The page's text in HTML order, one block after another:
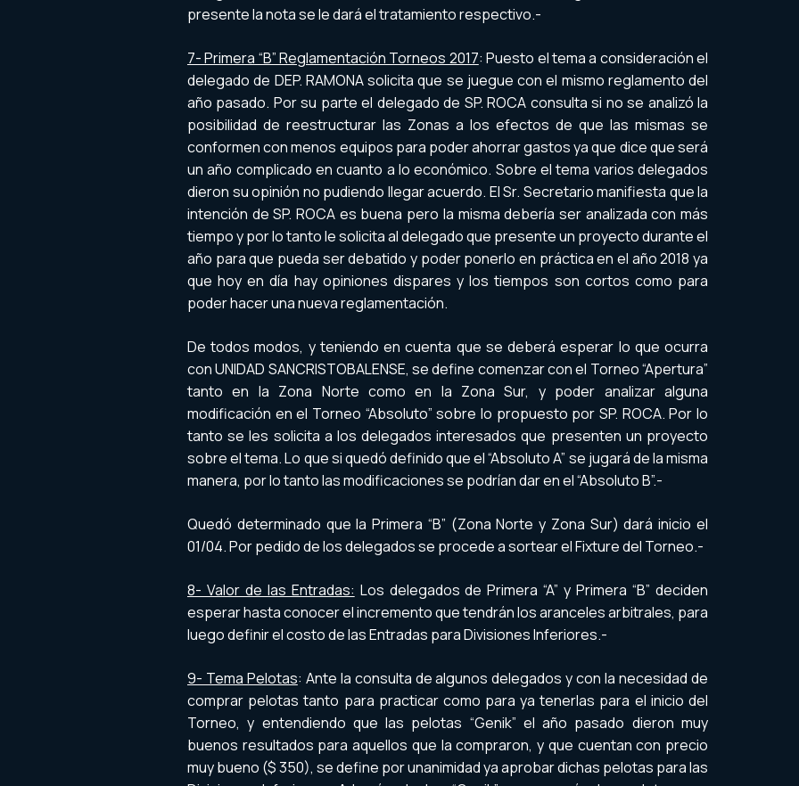
presente la nota se le dará el tratamiento respectivo.-
7- Primera “B” Reglamentación Torneos 2017: Puesto el tema a consideración el
delegado de DEP. RAMONA solicita que se juegue con el mismo reglamento del
año pasado. Por su parte el delegado de SP. ROCA consulta si no se analizó la
posibilidad de reestructurar las Zonas a los efectos de que las mismas se
conformen con menos equipos para poder ahorrar gastos ya que dice que será
un año complicado en cuanto a lo económico. Sobre el tema varios delegados
dieron su opinión no pudiendo llegar acuerdo. El Sr. Secretario manifiesta que la
intención de SP. ROCA es buena pero la misma debería ser analizada con más
tiempo y por lo tanto le solicita al delegado que presente un proyecto durante el
año para que pueda ser debatido y poder ponerlo en práctica en el año 2018 ya
que hoy en día hay opiniones dispares y los tiempos son cortos como para
poder hacer una nueva reglamentación.
De todos modos, y teniendo en cuenta que se deberá esperar lo que ocurra
con UNIDAD SANCRISTOBALENSE, se define comenzar con el Torneo “Apertura”
tanto en la Zona Norte como en la Zona Sur, y poder analizar alguna
modificación en el Torneo “Absoluto” sobre lo propuesto por SP. ROCA. Por lo
tanto se les solicita a los delegados interesados que presenten un proyecto
sobre el tema. Lo que si quedó definido que el “Absoluto A” se jugará de la misma
manera, por lo tanto las modificaciones se podrían dar en el “Absoluto B”.-
Quedó determinado que la Primera “B” (Zona Norte y Zona Sur) dará inicio el
01/04. Por pedido de los delegados se procede a sortear el Fixture del Torneo.-
8- Valor de las Entradas: Los delegados de Primera “A” y Primera “B” deciden
esperar hasta conocer el incremento que tendrán los aranceles arbitrales, para
luego definir el costo de las Entradas para Divisiones Inferiores.-
9- Tema Pelotas: Ante la consulta de algunos delegados y con la necesidad de
comprar pelotas tanto para practicar como para ya tenerlas para el inicio del
Torneo, y entendiendo que las pelotas “Genik” el año pasado dieron muy
buenos resultados para aquellos que la compraron, y que cuentan con precio
muy bueno ($ 350), se define por unanimidad ya aprobar dichas pelotas para las